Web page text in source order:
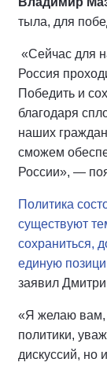
тыла, для
«Сейчас для
Россия
Победить и
благодаря
наших
сможем
России», —
Политика
существуют
сохраниться,
единую
заявил
«Я желаю вам,
политики,
дискуссий, но